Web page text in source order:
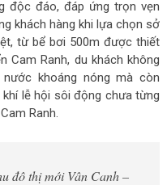
độc đáo, đáp ứng trọn vẹn
khách hàng khi lựa chọn sở
từ bể bơi 500m được thiết
Cam Ranh, du khách không
khoáng nóng mà còn
lễ hội sôi động chưa từng
Ranh.
đô thị mới Vân Canh –